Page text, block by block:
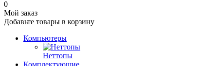
0
Мой заказ
Добавьте товары в корзину
Компьютеры
Неттопы
Комплектующие